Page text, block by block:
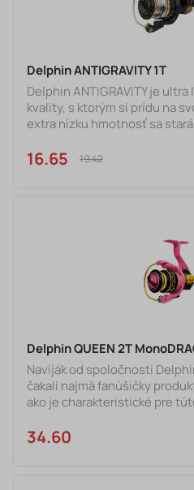
Delphin ANTIGRAVITY 1T
Delphin ANTIGRAVITY je
kvality, s ktorým si prídu na
extra nízku hmotnosť sa
odľahčenou kovovou
veľkosťou je ANTIGRAVITY
prívlači, no určite sa nestratí
16.65 €19.42 €
Delphin QUEEN 2T
Naviják od spoločnosti
čakali najmä fanúšičky
ako je charakteristické pre
pohlaviu, aj QUEEN
vďaka svojej ružovej farbe.
veľmi pohľadne
34.60 €